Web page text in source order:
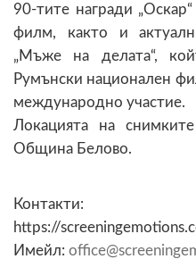
90-тите награди
филм, както и
„Мъже на делата“,
Румънски национален
международно участие.
Локацията на
Община Белово.
Контакти:
https://
Имейл:
@